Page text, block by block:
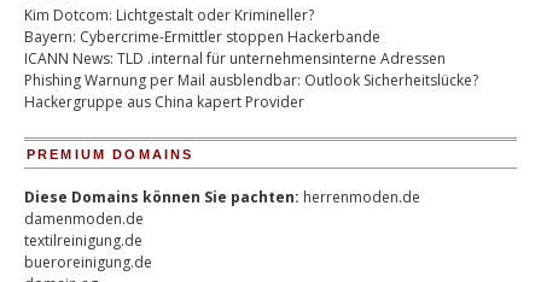
Kim Dotcom: Lichtgestalt oder Krimineller?
Bayern: Cybercrime-Ermittler stoppen Hackerbande
ICANN News: TLD .internal für unternehmensinterne Adressen
Phishing Warnung per Mail ausblendbar: Outlook Sicherheitslücke?
Hackergruppe aus China kapert Provider
PREMIUM DOMAINS
Diese Domains können Sie pachten: herrenmoden.de
damenmoden.de
textilreinigung.de
bueroreinigung.de